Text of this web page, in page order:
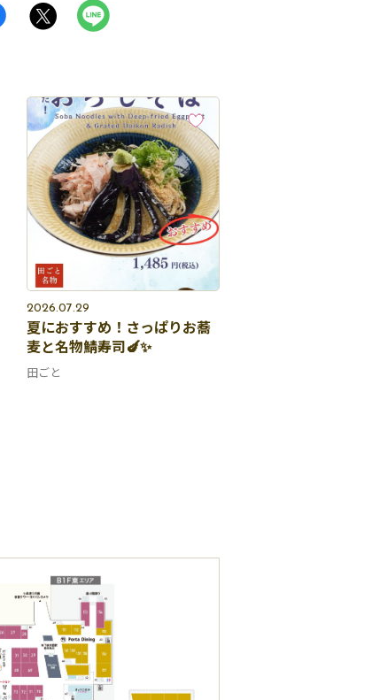
2026.07.29
夏におすすめ！さっぱりお蕎
麦と名物鯖寿司🍆✨
田ごと